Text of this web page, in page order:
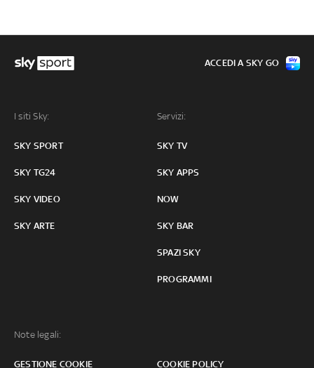
I siti Sky:
SKY SPORT
SKY TG24
SKY VIDEO
SKY ARTE
Servizi:
SKY TV
SKY APPS
NOW
SKY BAR
SPAZI SKY
PROGRAMMI
Note legali:
GESTIONE COOKIE COOKIE POLICY
ACCEDI A SKY GO